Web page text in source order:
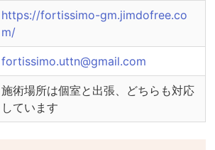
https://fortissimo-gm.jimdofree.co
m/
fortissimo.uttn@gmail.com
施術場所は個室と出張、どちらも対応
しています